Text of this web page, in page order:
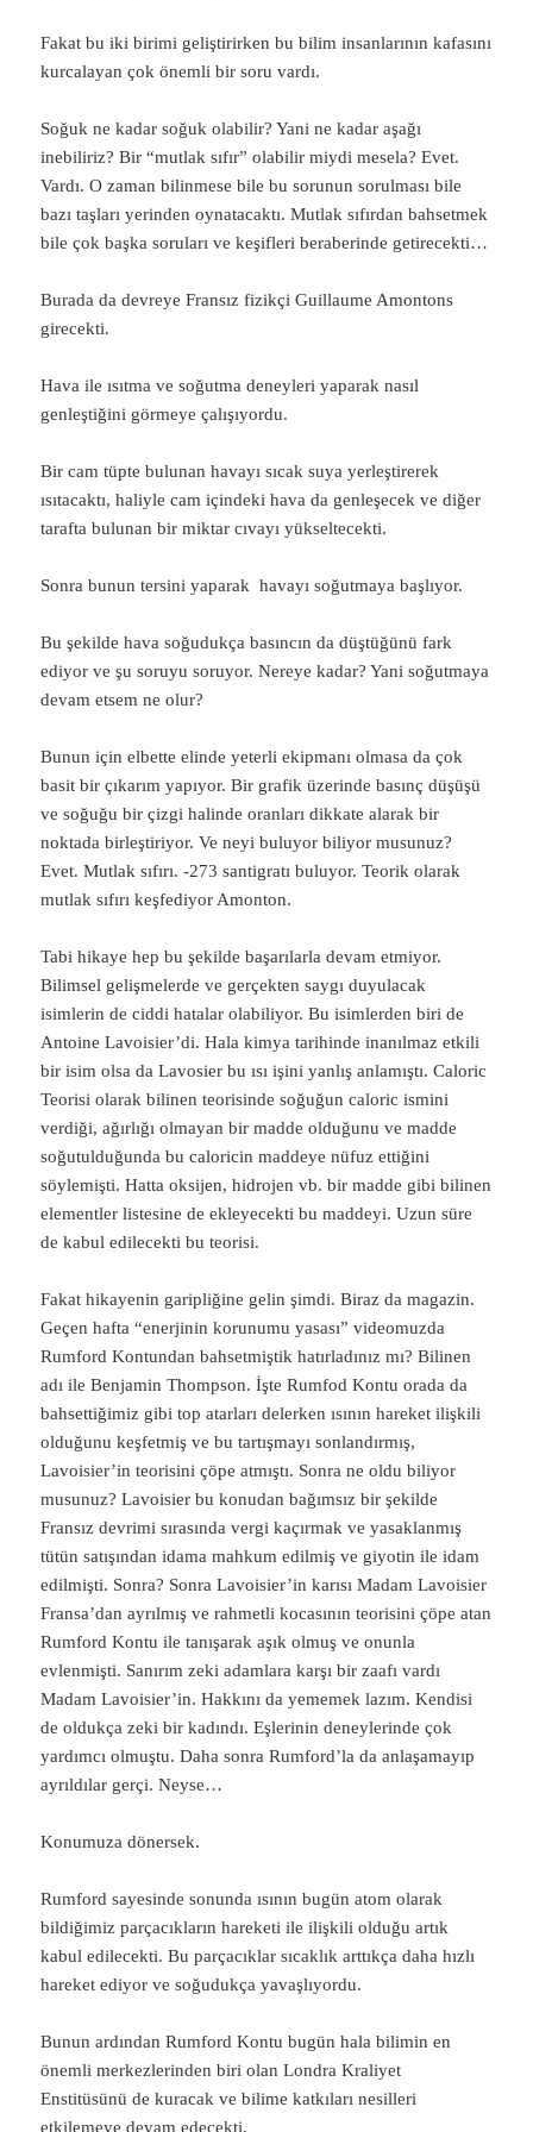
Fakat bu iki birimi geliştirirken bu bilim insanlarının kafasını
kurcalayan çok önemli bir soru vardı.
Soğuk ne kadar soğuk olabilir? Yani ne kadar aşağı
inebiliriz? Bir “mutlak sıfır” olabilir miydi mesela? Evet.
Vardı. O zaman bilinmese bile bu sorunun sorulması bile
bazı taşları yerinden oynatacaktı. Mutlak sıfırdan bahsetmek
bile çok başka soruları ve keşifleri beraberinde getirecekti…
Burada da devreye Fransız fizikçi Guillaume Amontons
girecekti.
Hava ile ısıtma ve soğutma deneyleri yaparak nasıl
genleştiğini görmeye çalışıyordu.
Bir cam tüpte bulunan havayı sıcak suya yerleştirerek
ısıtacaktı, haliyle cam içindeki hava da genleşecek ve diğer
tarafta bulunan bir miktar cıvayı yükseltecekti.
Sonra bunun tersini yaparak havayı soğutmaya başlıyor.
Bu şekilde hava soğudukça basıncın da düştüğünü fark
ediyor ve şu soruyu soruyor. Nereye kadar? Yani soğutmaya
devam etsem ne olur?
Bunun için elbette elinde yeterli ekipmanı olmasa da çok
basit bir çıkarım yapıyor. Bir grafik üzerinde basınç düşüşü
ve soğuğu bir çizgi halinde oranları dikkate alarak bir
noktada birleştiriyor. Ve neyi buluyor biliyor musunuz?
Evet. Mutlak sıfırı. -273 santigratı buluyor. Teorik olarak
mutlak sıfırı keşfediyor Amonton.
Tabi hikaye hep bu şekilde başarılarla devam etmiyor.
Bilimsel gelişmelerde ve gerçekten saygı duyulacak
isimlerin de ciddi hatalar olabiliyor. Bu isimlerden biri de
Antoine Lavoisier’di. Hala kimya tarihinde inanılmaz etkili
bir isim olsa da Lavosier bu ısı işini yanlış anlamıştı. Caloric
Teorisi olarak bilinen teorisinde soğuğun caloric ismini
verdiği, ağırlığı olmayan bir madde olduğunu ve madde
soğutulduğunda bu caloricin maddeye nüfuz ettiğini
söylemişti. Hatta oksijen, hidrojen vb. bir madde gibi bilinen
elementler listesine de ekleyecekti bu maddeyi. Uzun süre
de kabul edilecekti bu teorisi.
Fakat hikayenin garipliğine gelin şimdi. Biraz da magazin.
Geçen hafta “enerjinin korunumu yasası” videomuzda
Rumford Kontundan bahsetmiştik hatırladınız mı? Bilinen
adı ile Benjamin Thompson. İşte Rumfod Kontu orada da
bahsettiğimiz gibi top atarları delerken ısının hareket ilişkili
olduğunu keşfetmiş ve bu tartışmayı sonlandırmış,
Lavoisier’in teorisini çöpe atmıştı. Sonra ne oldu biliyor
musunuz? Lavoisier bu konudan bağımsız bir şekilde
Fransız devrimi sırasında vergi kaçırmak ve yasaklanmış
tütün satışından idama mahkum edilmiş ve giyotin ile idam
edilmişti. Sonra? Sonra Lavoisier’in karısı Madam Lavoisier
Fransa’dan ayrılmış ve rahmetli kocasının teorisini çöpe atan
Rumford Kontu ile tanışarak aşık olmuş ve onunla
evlenmişti. Sanırım zeki adamlara karşı bir zaafı vardı
Madam Lavoisier’in. Hakkını da yememek lazım. Kendisi
de oldukça zeki bir kadındı. Eşlerinin deneylerinde çok
yardımcı olmuştu. Daha sonra Rumford’la da anlaşamayıp
ayrıldılar gerçi. Neyse…
Konumuza dönersek.
Rumford sayesinde sonunda ısının bugün atom olarak
bildiğimiz parçacıkların hareketi ile ilişkili olduğu artık
kabul edilecekti. Bu parçacıklar sıcaklık arttıkça daha hızlı
hareket ediyor ve soğudukça yavaşlıyordu.
Bunun ardından Rumford Kontu bugün hala bilimin en
önemli merkezlerinden biri olan Londra Kraliyet
Enstitüsünü de kuracak ve bilime katkıları nesilleri
etkilemeye devam edecekti.